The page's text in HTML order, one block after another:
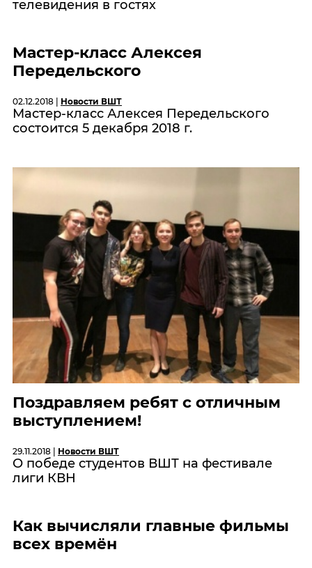
телевидения в гостях
Мастер-класс Алексея
Передельского
02.12.2018 | Новости ВШТ
Мастер-класс Алексея Передельского
состоится 5 декабря 2018 г.
Поздравляем ребят с отличным
выступлением!
29.11.2018 | Новости ВШТ
О победе студентов ВШТ на фестивале
лиги КВН
Как вычисляли главные фильмы
всех времён